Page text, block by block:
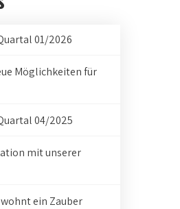
01/2026
Möglichkeiten für
04/2025
mit unserer
ein Zauber